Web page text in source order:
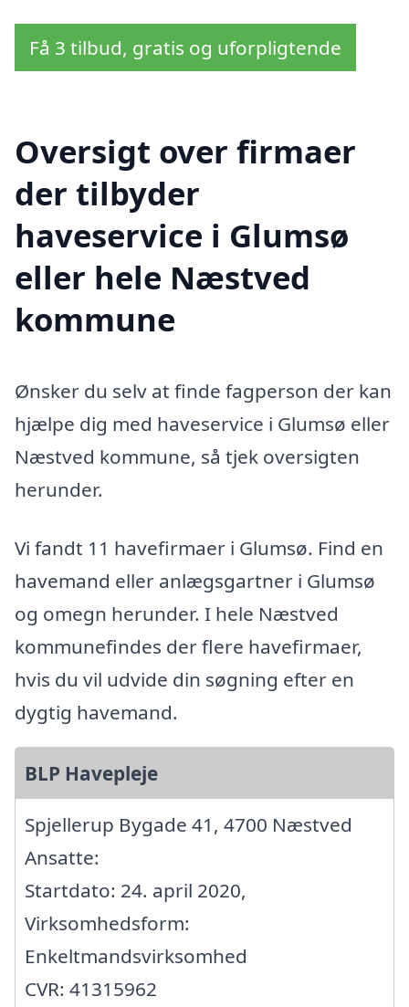
Få 3 tilbud, gratis og uforpligtende
Oversigt over firmaer
der tilbyder
haveservice i Glumsø
eller hele Næstved
kommune
Ønsker du selv at finde fagperson der kan
hjælpe dig med haveservice i Glumsø eller
Næstved kommune, så tjek oversigten
herunder.
Vi fandt 11 havefirmaer i Glumsø. Find en
havemand eller anlægsgartner i Glumsø
og omegn herunder. I hele Næstved
kommunefindes der flere havefirmaer,
hvis du vil udvide din søgning efter en
dygtig havemand.
BLP Havepleje
Spjellerup Bygade 41, 4700 Næstved
Ansatte:
Startdato: 24. april 2020,
Virksomhedsform:
Enkeltmandsvirksomhed
CVR: 41315962